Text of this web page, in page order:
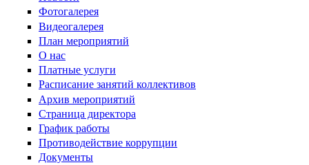
Фотогалерея
Видеогалерея
План мероприятий
О нас
Платные услуги
Расписание занятий коллективов
Архив мероприятий
Страница директора
График работы
Противодействие коррупции
Документы